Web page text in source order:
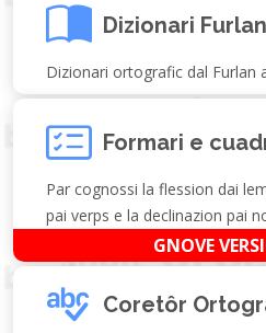
Dizionari
Dizionari ortografic dal Furlan
Formari e
Par cognossi la flession dai
pai verps e la declinazion pai
GNOVE
Coretôr